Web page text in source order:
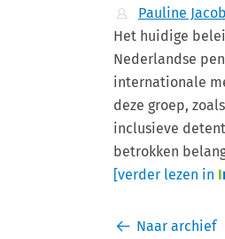
Pauline
Het huidige
Nederlandse
internationale
deze groep,
inclusieve
betrokken
[verder lezen in I
Naar archief